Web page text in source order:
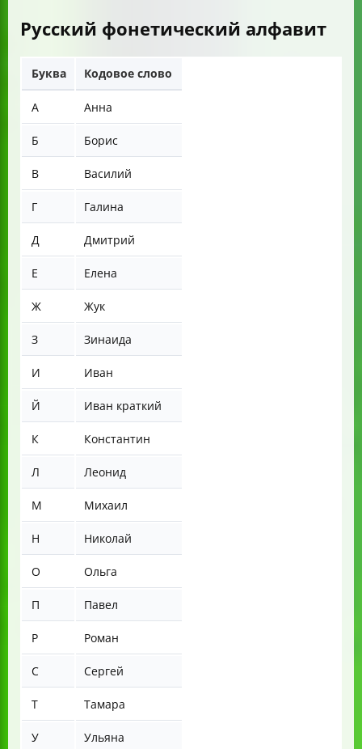
Русский фонетический алфавит
Буква Кодовое слово
А Анна
Б Борис
В Василий
Г Галина
Д Дмитрий
Е Елена
Ж Жук
З Зинаида
И Иван
Й Иван краткий
К Константин
Л Леонид
М Михаил
Н Николай
О Ольга
П Павел
Р Роман
С Сергей
Т Тамара
У Ульяна